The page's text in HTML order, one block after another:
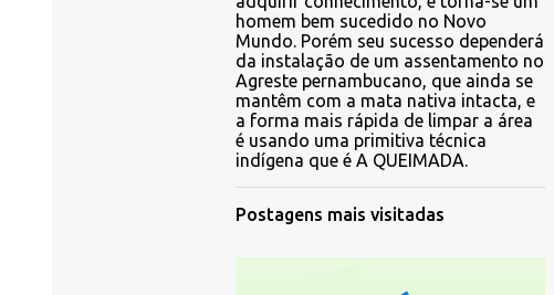
homem bem sucedido no Novo
Mundo. Porém seu sucesso dependerá
da instalação de um assentamento no
Agreste pernambucano, que ainda se
mantêm com a mata nativa intacta, e
a forma mais rápida de limpar a área
é usando uma primitiva técnica
indígena que é A QUEIMADA.
Postagens mais visitadas